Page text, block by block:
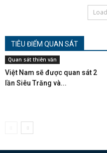
TIÊU ĐIỂM QUAN SÁT
Quan sát thiên văn
Việt Nam sẽ được quan sát 2
lần Siêu Trăng và...